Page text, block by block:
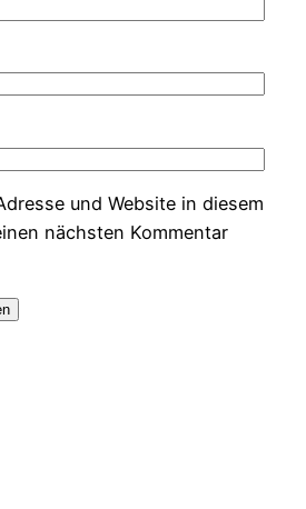
und Website in diesem
nächsten Kommentar